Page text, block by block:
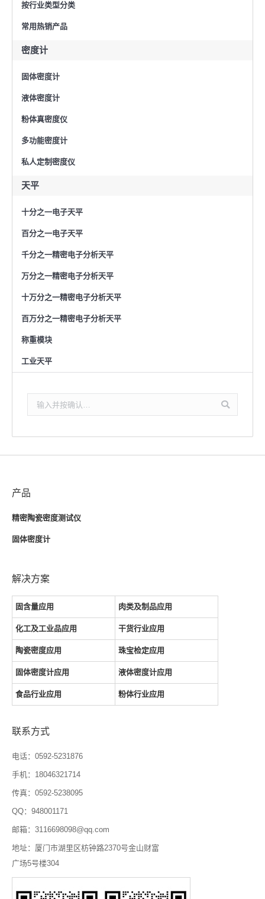
按行业类型分类
常用热销产品
密度计
固体密度计
液体密度计
粉体真密度仪
多功能密度计
私人定制密度仪
天平
十分之一电子天平
百分之一电子天平
千分之一精密电子分析天平
万分之一精密电子分析天平
十万分之一精密电子分析天平
百万分之一精密电子分析天平
称重模块
工业天平
索：
产品
精密陶瓷密度测试仪
固体密度计
解决方案
固含量应用 肉类及制品应用
化工及工业品应用 干货行业应用
陶瓷密度应用 珠宝检定应用
固体密度计应用 液体密度计应用
食品行业应用 粉体行业应用
联系方式
电话：0592-5231876
手机：18046321714
传真：0592-5238095
QQ：948001171
邮箱：3116698098@qq.com
地址：厦门市湖里区枋钟路2370号金山财富
广场5号楼304